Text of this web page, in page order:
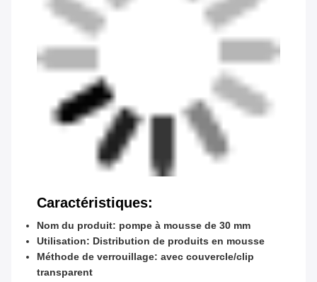
Caractéristiques:
Nom du produit: pompe à mousse de 30 mm
Utilisation: Distribution de produits en mousse
Méthode de verrouillage: avec couvercle/clip
transparent